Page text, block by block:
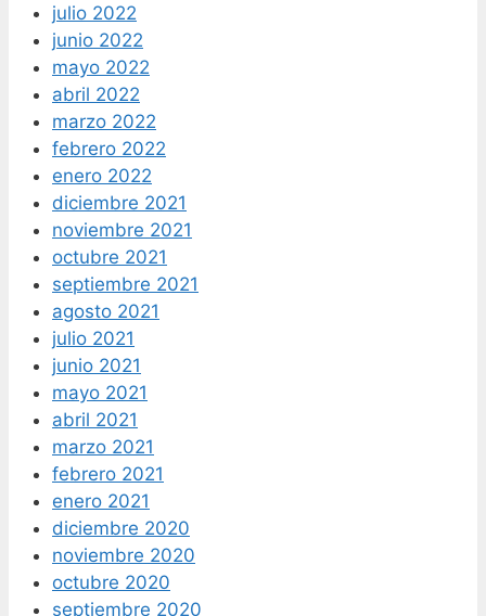
julio 2022
junio 2022
mayo 2022
abril 2022
marzo 2022
febrero 2022
enero 2022
diciembre 2021
noviembre 2021
octubre 2021
septiembre 2021
agosto 2021
julio 2021
junio 2021
mayo 2021
abril 2021
marzo 2021
febrero 2021
enero 2021
diciembre 2020
noviembre 2020
octubre 2020
septiembre 2020